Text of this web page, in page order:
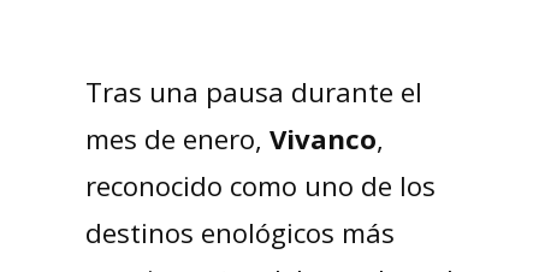
Tras una pausa durante el
mes de enero, Vivanco,
reconocido como uno de los
destinos enológicos más